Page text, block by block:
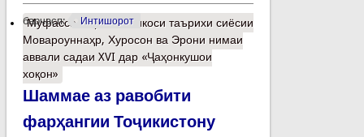
барчасп: Интишорот
Муфассалтаро Инъикоси таърихи сиёсии
Мовароуннаҳр, Хуросон ва Эрони нимаи
аввали садаи XVI дар «Ҷаҳонкушои
хоқон»
Шаммае аз равобити
фарҳангии Тоҷикистону